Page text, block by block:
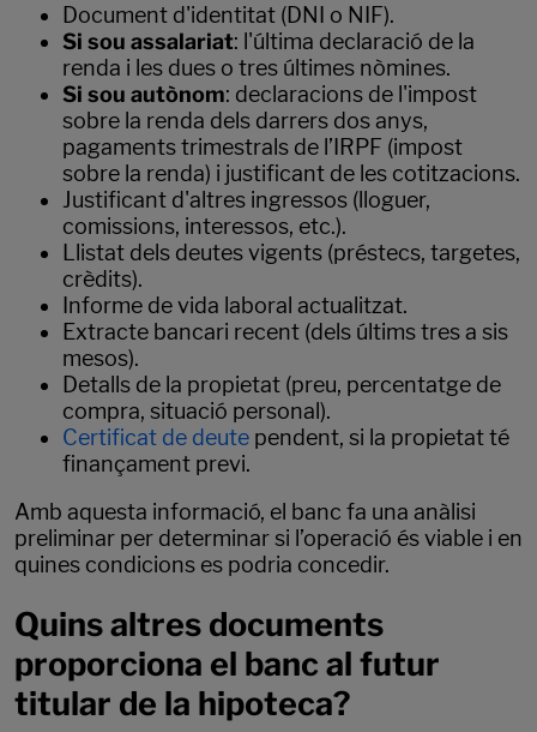
Document d'identitat (DNI o NIF).
Si sou assalariat: l'última declaració de la
renda i les dues o tres últimes nòmines.
Si sou autònom: declaracions de l'impost
sobre la renda dels darrers dos anys,
pagaments trimestrals de l’IRPF (impost
sobre la renda) i justificant de les cotitzacions.
Justificant d'altres ingressos (lloguer,
comissions, interessos, etc.).
Llistat dels deutes vigents (préstecs, targetes,
crèdits).
Informe de vida laboral actualitzat.
Extracte bancari recent (dels últims tres a sis
mesos).
Detalls de la propietat (preu, percentatge de
compra, situació personal).
Certificat de deute pendent, si la propietat té
finançament previ.
Amb aquesta informació, el banc fa una anàlisi
preliminar per determinar si l’operació és viable i en
quines condicions es podria concedir.
Quins altres documents
proporciona el banc al futur
titular de la hipoteca?